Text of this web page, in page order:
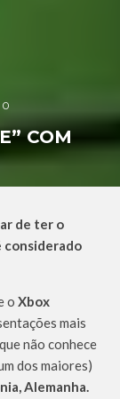
0
COM
de ter o
considerado
o Xbox
mais
não conhece
dos maiores)
Alemanha.